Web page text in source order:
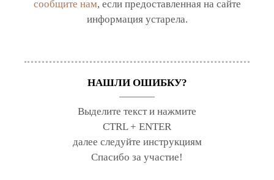
сообщите нам, если предоставленная на сайте
информация устарела.
НАШЛИ ОШИБКУ?
Выделите текст и нажмите
CTRL + ENTER
далее следуйте инструкциям
Спасибо за участие!